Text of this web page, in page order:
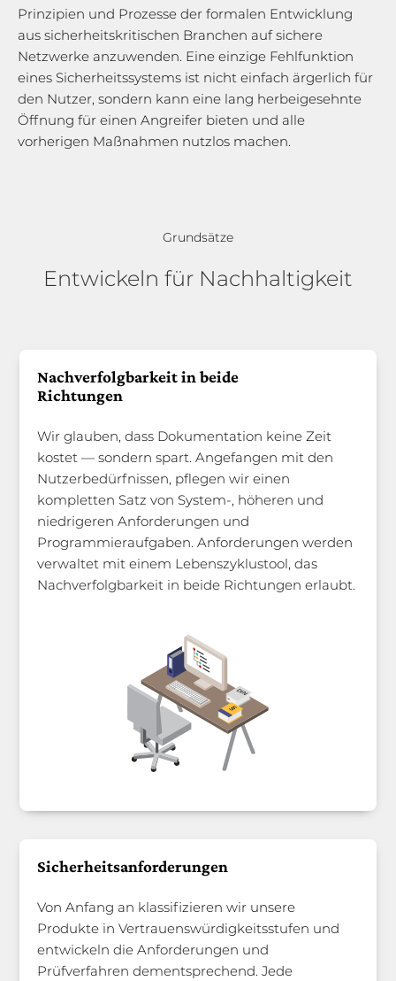
Prinzipien und Prozesse der formalen Entwicklung
aus sicherheitskritischen Branchen auf sichere
Netzwerke anzuwenden. Eine einzige Fehlfunktion
eines Sicherheitssystems ist nicht einfach ärgerlich für
den Nutzer, sondern kann eine lang herbeigesehnte
Öffnung für einen Angreifer bieten und alle
vorherigen Maßnahmen nutzlos machen.
Grundsätze
Entwickeln für Nachhaltigkeit
Nachverfolgbarkeit in beide
Richtungen
Wir glauben, dass Dokumentation keine Zeit
kostet — sondern spart. Angefangen mit den
Nutzerbedürfnissen, pflegen wir einen
kompletten Satz von System-, höheren und
niedrigeren Anforderungen und
Programmieraufgaben. Anforderungen werden
verwaltet mit einem Lebenszyklustool, das
Nachverfolgbarkeit in beide Richtungen erlaubt.
Sicherheitsanforderungen
Von Anfang an klassifizieren wir unsere
Produkte in Vertrauenswürdigkeitsstufen und
entwickeln die Anforderungen und
Prüfverfahren dementsprechend. Jede